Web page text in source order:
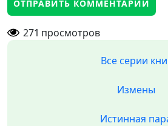
271 просмотров
Все серии
Измены
Истинная